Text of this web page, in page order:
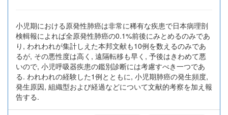
小児期における原発性肺癌は非常に稀有な疾患で日本病理剖
検輯報によれば全原発性肺癌の0.1%前後にみとめるのみであ
り, われわれが集計しえた本邦文献も10例を数えるのみであ
るが, その悪性度は高く, 遠隔転移も早く, 予後はきわめて悪
いので, 小児呼吸器疾患の鑑別診断には考慮すべき一つであ
る. われわれの経験した1例とともに, 小児期肺癌の発生頻度,
発生原因, 組織型および経過などについて文献的考察を加え報
告する.